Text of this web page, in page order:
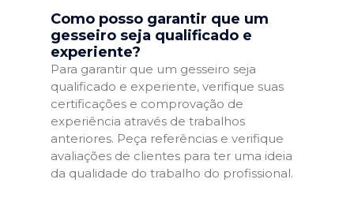
Como posso garantir que um
gesseiro seja qualificado e
experiente?
Para garantir que um gesseiro seja
qualificado e experiente, verifique suas
certificações e comprovação de
experiência através de trabalhos
anteriores. Peça referências e verifique
avaliações de clientes para ter uma ideia
da qualidade do trabalho do profissional.